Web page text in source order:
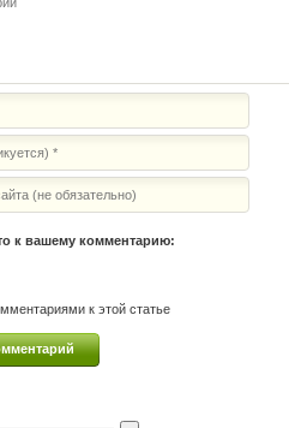
к вашему комментарию:
к этой статье